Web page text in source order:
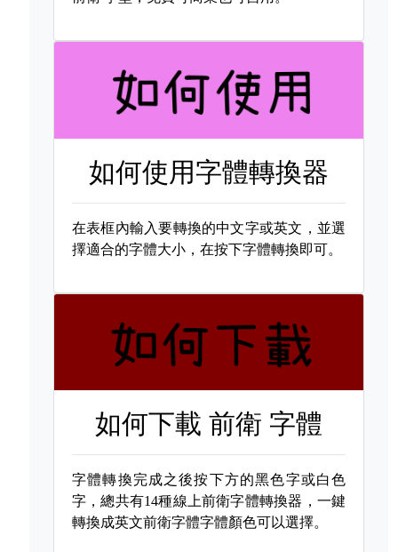
如何使用字體轉換器
在表框內輸入要轉換的中文字或英文，並選
擇適合的字體大小，在按下字體轉換即可。
如何下載前衛 字體
字體轉換完成之後按下方的黑色字或白色
字，總共有14種線上前衛字體轉換器，一鍵
轉換成英文前衛字體字體顏色可以選擇。